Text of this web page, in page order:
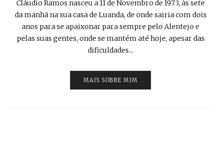
Cláudio Ramos nasceu a 11 de Novembro de 1973, às sete
da manhã na sua casa de Luanda, de onde sairia com dois
anos para se apaixonar para sempre pelo Alentejo e
pelas suas gentes, onde se mantém até hoje, apesar das
dificuldades...
MAIS SOBRE MIM